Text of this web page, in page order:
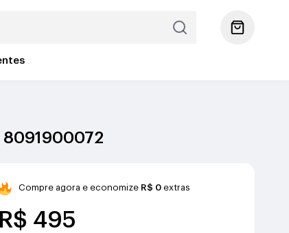
Compre agora e economize R$ 0extras
R$ 495